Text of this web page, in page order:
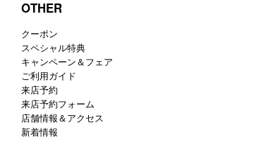
OTHER
クーポン
スペシャル特典
キャンペーン＆フェア
ご利用ガイド
来店予約
来店予約フォーム
店舗情報＆アクセス
新着情報